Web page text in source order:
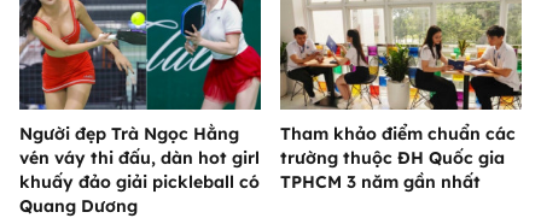
Người đẹp Trà Ngọc Hằng
vén váy thi đấu, dàn hot girl
khuấy đảo giải pickleball có
Quang Dương
Tham khảo điểm chuẩn các
trường thuộc ĐH Quốc gia
TPHCM 3 năm gần nhất